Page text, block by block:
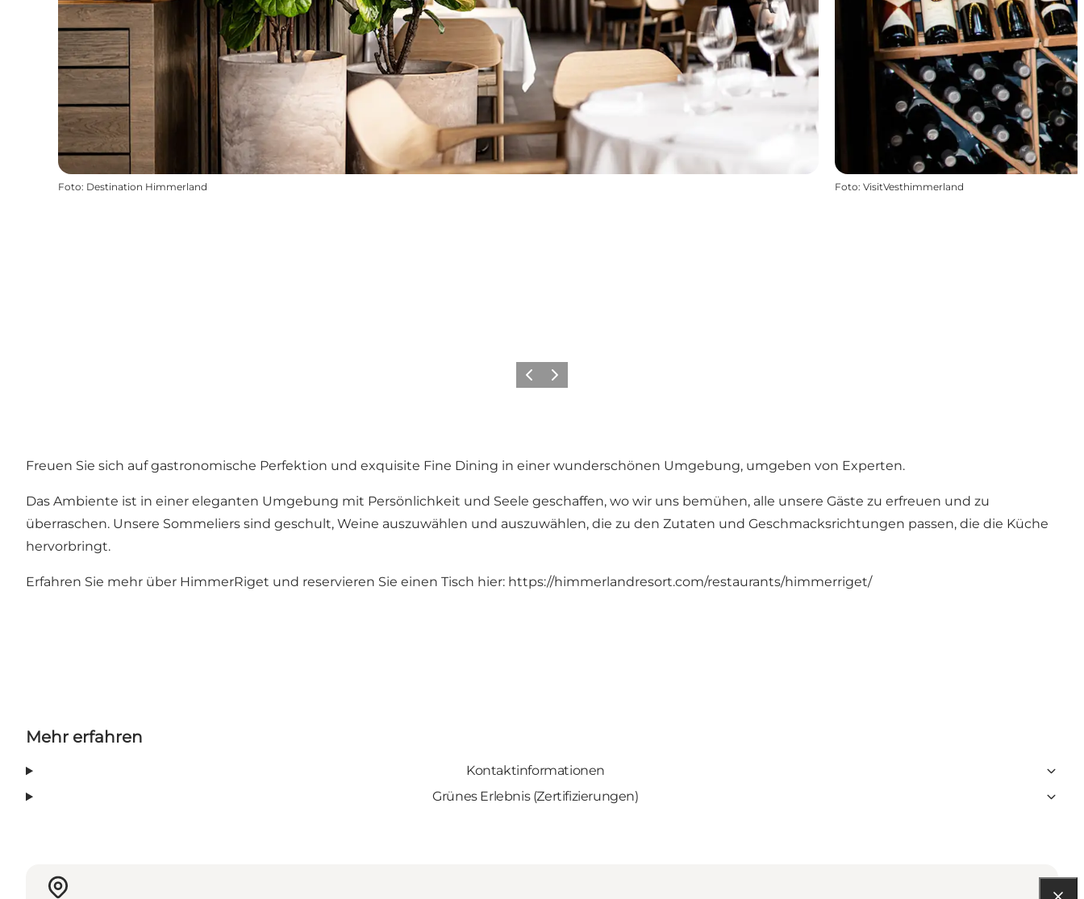
Foto: Destination Himmerland Foto: VisitVesthimmerland
Vorherige Folie
Nächste Folie
Freuen Sie sich auf gastronomische Perfektion und exquisite Fine Dining in einer wunderschönen Umgebung, umgeben von Experten.
Das Ambiente ist in einer eleganten Umgebung mit Persönlichkeit und Seele geschaffen, wo wir uns bemühen, alle unsere Gäste zu erfreuen und zu
überraschen. Unsere Sommeliers sind geschult, Weine auszuwählen und auszuwählen, die zu den Zutaten und Geschmacksrichtungen passen, die die Küche
hervorbringt.
Erfahren Sie mehr über HimmerRiget und reservieren Sie einen Tisch hier: https://himmerlandresort.com/restaurants/himmerriget/
Mehr erfahren
Kontaktinformationen
Grünes Erlebnis (Zertifizierungen)